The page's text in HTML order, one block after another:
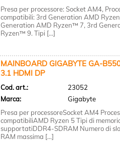
Presa per processore: Socket AM4,
compatibili: 3rd Generation AMD
Generation AMD Ryzen™ 7, 3rd
Ryzen™ 9. Tipi [...]
MAINBOARD GIGABYTE GA-
3.1 HDMI DP
Cod. art.:
23052
Marca:
Gigabyte
Presa per processoreSocket AM4
compatibiliAMD Ryzen 5 Tipi di
supportatiDDR4-SDRAM Numero di
RAM massima [...]